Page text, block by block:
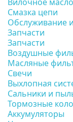
Смазка цепи
Обслуживание
Запчасти
Запчасти
Воздушные
Масляные
Свечи
Выхлопная
Сальники и
Тормозные
Аккумуляторы